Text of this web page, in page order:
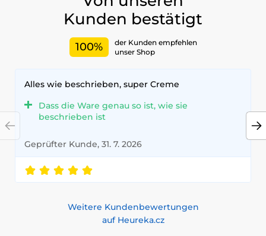
Kunden bestätigt
100%
der Kunden empfehlen
unser Shop
Alles wie beschrieben, super Creme
Dass die Ware genau so ist, wie sie
beschrieben ist
Geprüfter Kunde, 31. 7. 2026
Weitere Kundenbewertungen
auf Heureka.cz